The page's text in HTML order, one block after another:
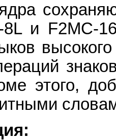
8L и F2MC-
этого,